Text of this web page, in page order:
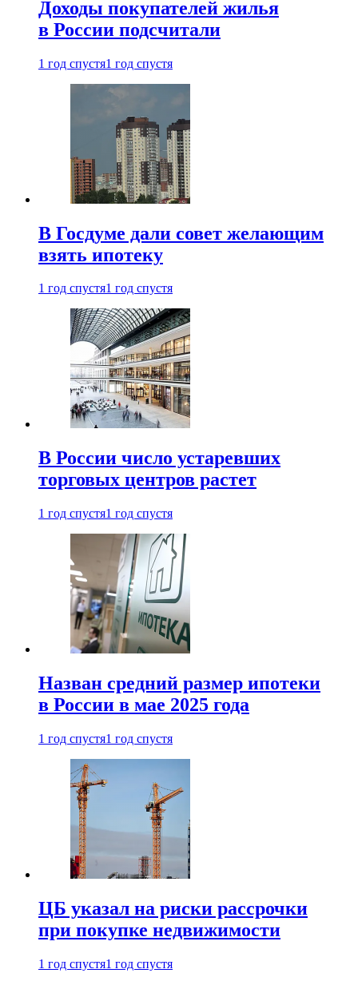
Доходы покупателей жилья
в России подсчитали
1 год спустя1 год спустя
В Госдуме дали совет желающим
взять ипотеку
1 год спустя1 год спустя
В России число устаревших
торговых центров растет
1 год спустя1 год спустя
Назван средний размер ипотеки
в России в мае 2025 года
1 год спустя1 год спустя
ЦБ указал на риски рассрочки
при покупке недвижимости
1 год спустя1 год спустя